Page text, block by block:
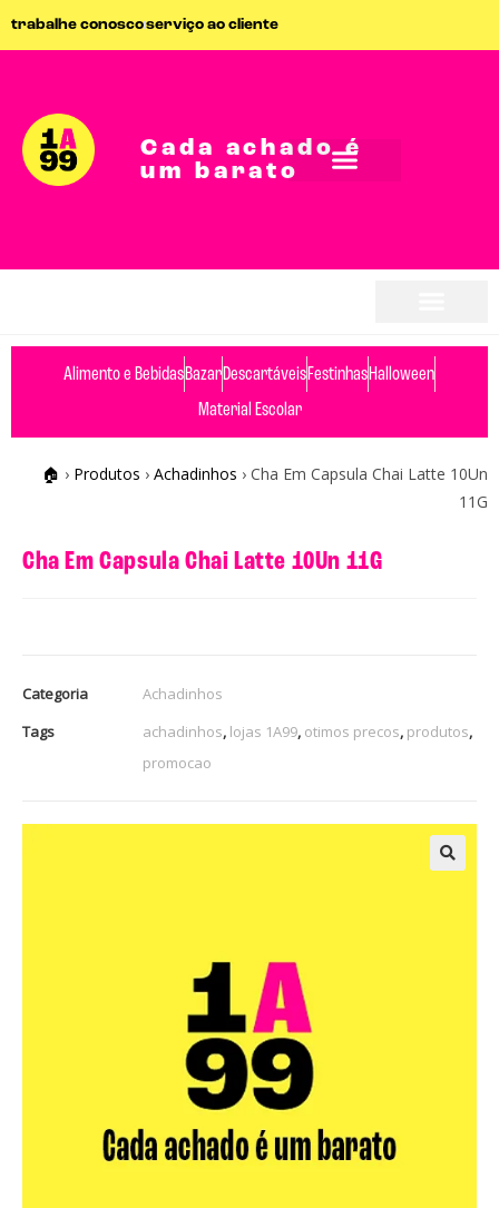
trabalhe conoscoserviço ao cliente
Cada achado é
um barato
Alimento e BebidasBazarDescartáveisFestinhasHalloween
Material Escolar
🏠 › Produtos › Achadinhos › Cha Em Capsula Chai Latte 10Un
11G
Cha Em Capsula Chai Latte 10Un 11G
Categoria
Achadinhos
Tags
achadinhos, lojas 1A99, otimos precos, produtos,
promocao